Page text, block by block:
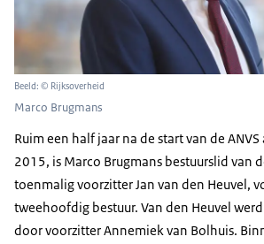
Beeld: © Rijksoverheid
Marco Brugmans
Ruim een half jaar na de start van de
2015, is Marco Brugmans bestuurslid van
toenmalig voorzitter Jan van den Heuvel,
tweehoofdig bestuur. Van den Heuvel
door voorzitter Annemiek van Bolhuis.